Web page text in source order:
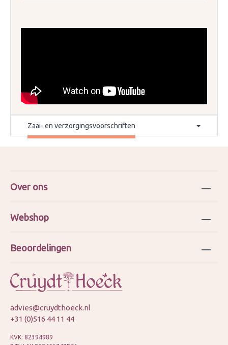
Zaai- en verzorgingsvoorschriften
advies@cruydthoeck.nl
+31 (0)516 44 11 44
KVK: 82394989
Over ons
Webshop
Beoordelingen